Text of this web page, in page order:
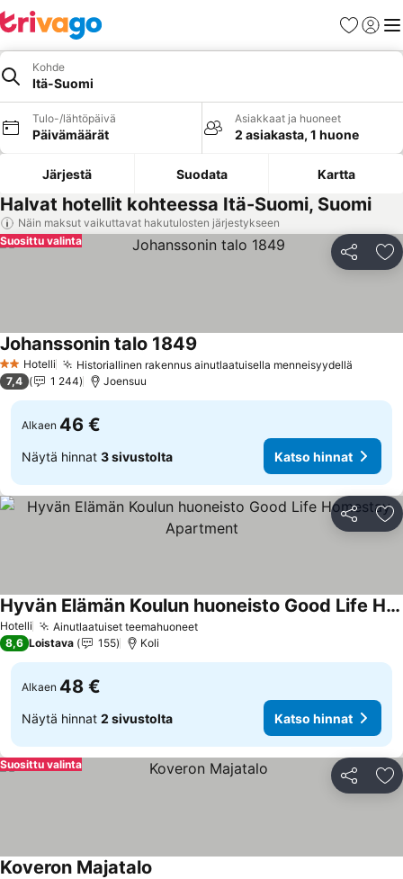
Suosikit
Kohde
Itä-Suomi
Tulo-/lähtöpäivä
Päivämäärät
Asiakkaat ja huoneet
2 asiakasta, 1 huone
Järjestä Suodata Kartta
Halvat hotellit kohteessa Itä-Suomi, Suomi
Näin maksut vaikuttavat hakutulosten järjestykseen
Jaa
Suosittu valinta
2 Tähtiluokitus
Hotelli Historiallinen rakennus ainutlaatuisella menneisyydellä
Johanssonin talo 1849
7,4 1 244 Joensuu
Alkaen 46 €
Näytä hinnat 3 sivustolta Katso hinnat
Jaa
Hotelli Ainutlaatuiset teemahuoneet
Hyvän Elämän Koulun huoneisto Good Life Homestay Apartment
8,6 Loistava 155 Koli
Alkaen 48 €
Näytä hinnat 2 sivustolta Katso hinnat
Jaa
Suosittu valinta
Koveron Majatalo